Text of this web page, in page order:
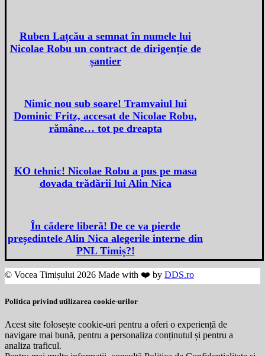
Ruben Lațcău a semnat în numele lui
Nicolae Robu un contract de dirigenție de
șantier
Nimic nou sub soare! Tramvaiul lui
Dominic Fritz, accesat de Nicolae Robu,
rămâne… tot pe dreapta
KO tehnic! Nicolae Robu a pus pe masa
dovada trădării lui Alin Nica
În cădere liberă! De ce va pierde
președintele Alin Nica alegerile interne din
PNL Timiș?!
© Vocea Timișului 2026 Made with ❤️ by DDS.ro
Politica privind utilizarea cookie-urilor
Acest site folosește cookie-uri pentru a oferi o experiență de
navigare mai bună, pentru a personaliza conținutul și pentru a
analiza traficul.